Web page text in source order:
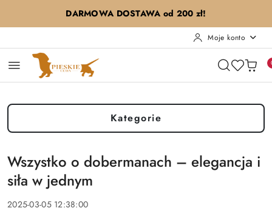
Przejdź do treści głównej
Przejdź do wyszukiwarki
Przejdź do moje konto
Przejdź do menu głównego
Przejdź do stopkiDARMOWA DOSTAWA od 200 zł!
Moje konto
Kategorie
Wszystko o dobermanach – elegancja i
siła w jednym
2025-03-05 12:38:00